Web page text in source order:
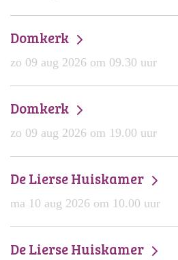
Domkerk
zo 09 aug 2026 om 09.30 uur
Domkerk
zo 09 aug 2026 om 19.00 uur
De Lierse Huiskamer
ma 10 aug 2026 om 10.00 uur
De Lierse Huiskamer